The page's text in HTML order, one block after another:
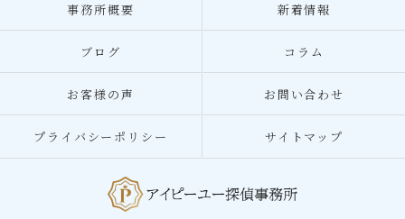
事務所概要 新着情報
ブログ コラム
お客様の声 お問い合わせ
プライバシーポリシー サイトマップ